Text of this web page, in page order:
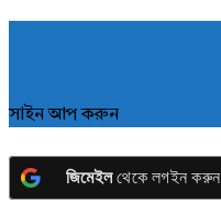
সাইন আপ করুন
জিমেইলথেকে লগইন করুন